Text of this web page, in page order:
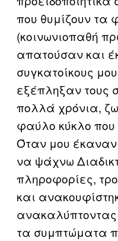
που θυμίζουν τα
(κοινωνιοπαθή
απατούσαν και
συγκατοίκους
εξέπληξαν τους
πολλά χρόνια,
φαύλο κύκλο
Όταν μου
να ψάχνω
πληροφορίες,
και
τα συμπτώματα